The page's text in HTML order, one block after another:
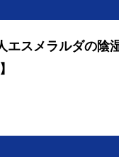
スメラルダの陰